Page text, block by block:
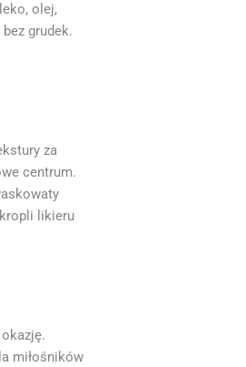
olej,
grudek.
za
centrum.
likieru
miłośników